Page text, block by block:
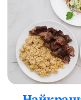
помилитися
з
доставкою